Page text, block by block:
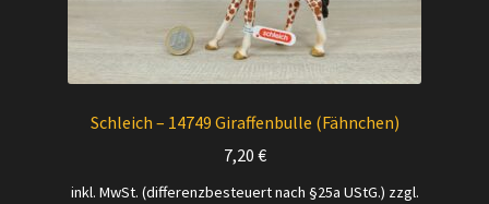
Schleich – 14749 Giraffenbulle (Fähnchen)
7,20 €
inkl. MwSt. (differenzbesteuert nach §25a UStG.) zzgl.